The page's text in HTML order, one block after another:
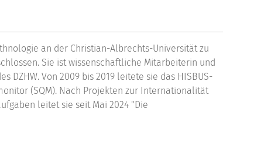
an der Christian-Albrechts-Universität zu
Sie ist wissenschaftliche Mitarbeiterin und
Von 2009 bis 2019 leitete sie das HISBUS-
(SQM). Nach Projekten zur Internationalität
leitet sie seit Mai 2024 "Die